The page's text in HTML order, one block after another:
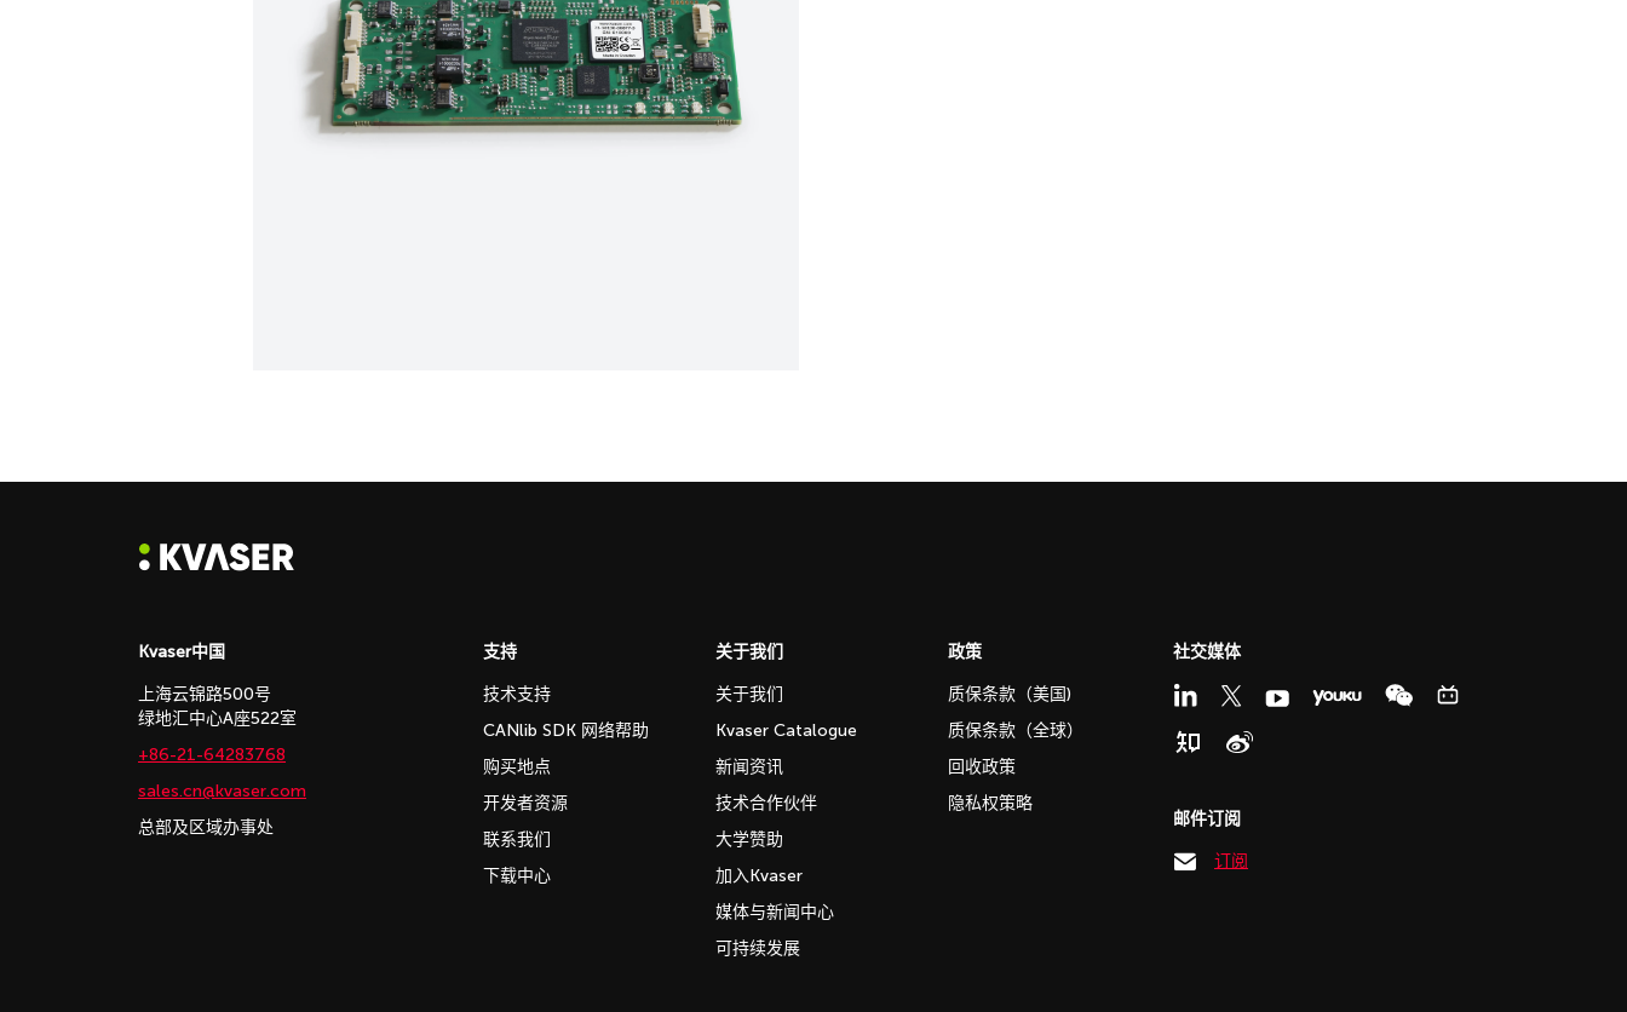
Kvaser中国
上海云锦路500号
绿地汇中心A座522室
+86-21-64283768
sales.cn@kvaser.com
总部及区域办事处
支持
技术支持
CANlib SDK 网络帮助
购买地点
开发者资源
联系我们
下载中心
关于我们
关于我们
Kvaser Catalogue
新闻资讯
技术合作伙伴
大学赞助
加入Kvaser
媒体与新闻中心
可持续发展
政策
质保条款（美国)
质保条款（全球）
回收政策
隐私权策略
社交媒体
邮件订阅
订阅